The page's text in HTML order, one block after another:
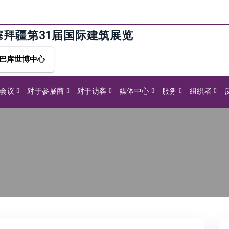
拜疆第31届国际建筑展览
库世博中心
议 对于参展商 对于访客 媒体中心 服务 组织者